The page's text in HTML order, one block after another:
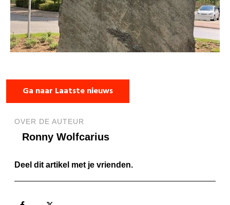
Ga naar Laatste nieuws
OVER DE AUTEUR
Ronny Wolfcarius
Deel dit artikel met je vrienden.